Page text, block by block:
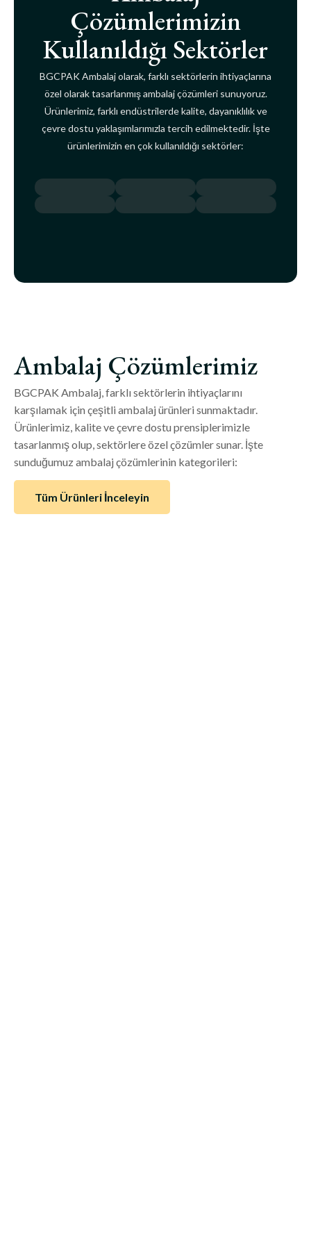
Çözümlerimizin
Kullanıldığı Sektörler
BGCPAK Ambalaj olarak, farklı sektörlerin ihtiyaçlarına
özel olarak tasarlanmış ambalaj çözümleri sunuyoruz.
Ürünlerimiz, farklı endüstrilerde kalite, dayanıklılık ve
çevre dostu yaklaşımlarımızla tercih edilmektedir. İşte
ürünlerimizin en çok kullanıldığı sektörler:
Ambalaj Çözümlerimiz
BGCPAK Ambalaj, farklı sektörlerin ihtiyaçlarını
karşılamak için çeşitli ambalaj ürünleri sunmaktadır.
Ürünlerimiz, kalite ve çevre dostu prensiplerimizle
tasarlanmış olup, sektörlere özel çözümler sunar. İşte
sunduğumuz ambalaj çözümlerinin kategorileri:
Tüm Ürünleri İnceleyin